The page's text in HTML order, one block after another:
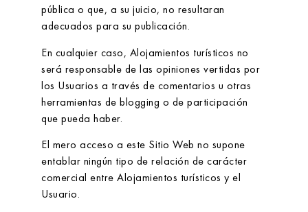
pública o que, a su juicio, no resultaran
adecuados para su publicación.
En cualquier caso, Alojamientos turísticos no
será responsable de las opiniones vertidas por
los Usuarios a través de comentarios u otras
herramientas de blogging o de participación
que pueda haber.
El mero acceso a este Sitio Web no supone
entablar ningún tipo de relación de carácter
comercial entre Alojamientos turísticos y el
Usuario.